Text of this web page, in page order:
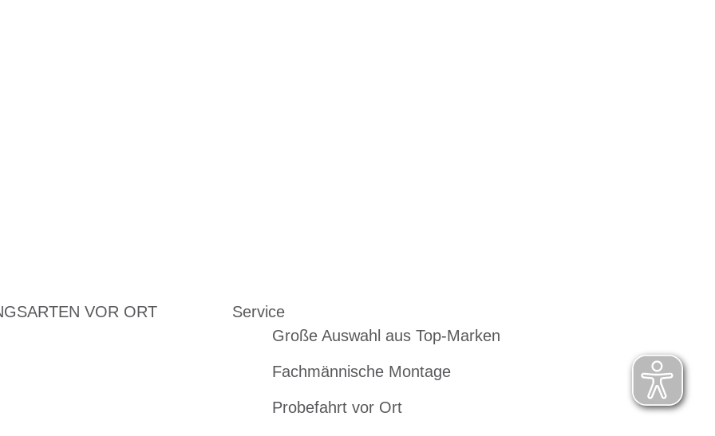
VOR ORT
Service
Große Auswahl aus Top-Marken
Fachmännische Montage
Probefahrt vor Ort